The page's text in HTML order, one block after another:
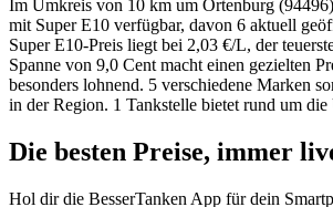
Im Umkreis von 10 km um Ortenburg
mit Super E10 verfügbar, davon 6 aktuell
Super E10-Preis liegt bei 2,03 €/L, der
Spanne von 9,0 Cent macht einen gezielten
besonders lohnend. 5 verschiedene Marken
in der Region. 1 Tankstelle bietet rund um die
Die besten Preise, immer
Hol dir die BesserTanken App für dein